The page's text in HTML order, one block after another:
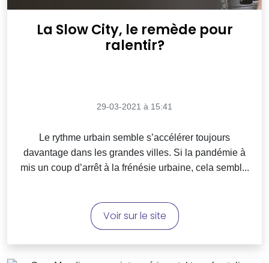
La Slow City, le remède pour
ralentir?
29-03-2021 à 15:41
Le rythme urbain semble s’accélérer toujours
davantage dans les grandes villes. Si la pandémie à
mis un coup d’arrêt à la frénésie urbaine, cela sembl...
Voir sur le site